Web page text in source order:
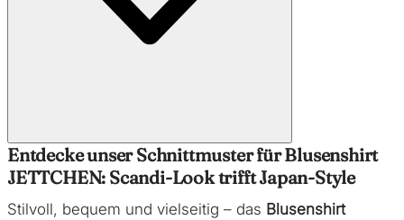
Entdecke unser Schnittmuster für Blusenshirt
JETTCHEN: Scandi-Look trifft Japan-Style
Stilvoll, bequem und vielseitig – das Blusenshirt